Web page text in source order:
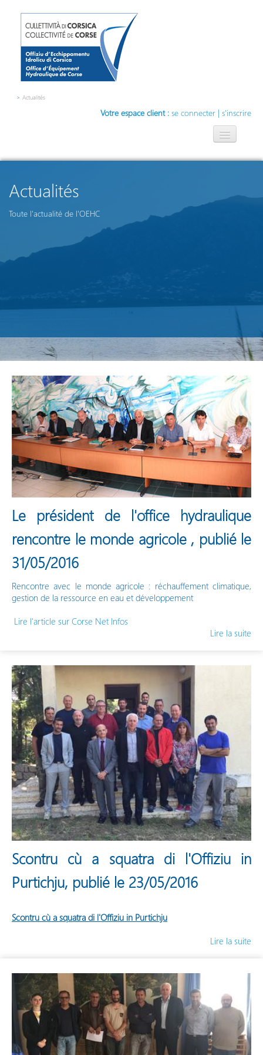
> Actualités
Votre espace client : se connecter | s'inscrire
Contact
Actualités
Toute l'actualité de l'OEHC
Le président de l'office hydraulique
rencontre le monde agricole , publié le
31/05/2016
Rencontre avec le monde agricole : réchauffement climatique,
gestion de la ressource en eau et développement
Lire l'article sur Corse Net Infos
Lire la suite
Scontru cù a squatra di l'Offiziu in
Purtichju, publié le 23/05/2016
Scontru cù a squatra di l'Offiziu in Purtichju
Lire la suite